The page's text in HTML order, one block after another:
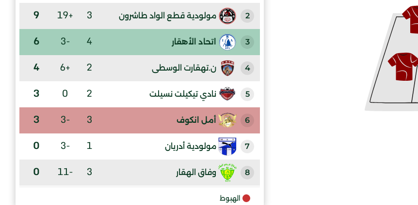
2 مولودية قطع الواد طاشرون 3
+19
9
3 اتحاد الأهقار 4
-3
6
4 ن.تهقارت الوسطى 2
+6
4
5 نادي تيكيلت نسيلت 2
0
3
6 أمل انكوف 3
-3
3
7 مولودية أدريان 1
-3
0
8 وفاق الهقار 3
-11
0
9 الهبوط